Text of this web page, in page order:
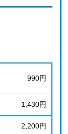
990円
1,430円
2,200円